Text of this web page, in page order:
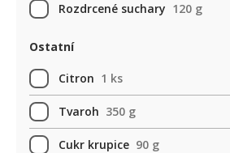
Rozdrcené suchary 120 g
Ostatní
Citron 1 ks
Tvaroh 350 g
Cukr krupice 90 g